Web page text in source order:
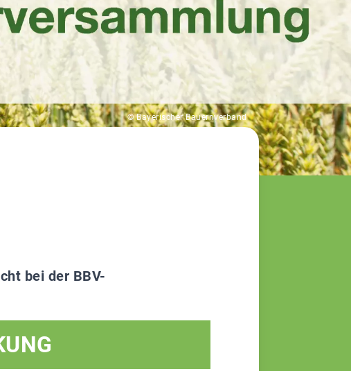
© Bayerischer Bauernverband
bei der BBV-